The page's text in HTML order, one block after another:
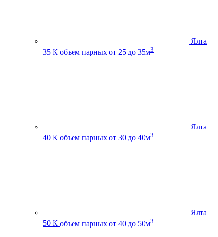
Ялта
35 К объем парных от 25 до 35м3
Ялта
40 К объем парных от 30 до 40м3
Ялта
50 К объем парных от 40 до 50м3